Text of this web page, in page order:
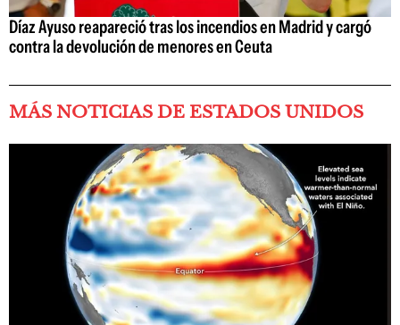
Díaz Ayuso reapareció tras los incendios en Madrid y cargó
contra la devolución de menores en Ceuta
MÁS NOTICIAS DE ESTADOS UNIDOS